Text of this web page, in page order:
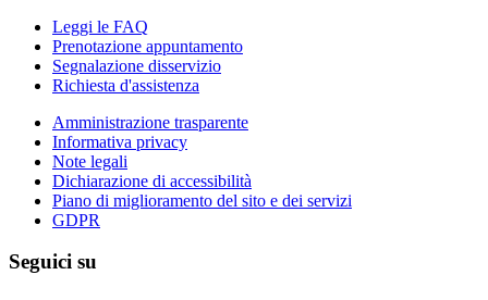
Leggi le FAQ
Prenotazione appuntamento
Segnalazione disservizio
Richiesta d'assistenza
Amministrazione trasparente
Informativa privacy
Note legali
Dichiarazione di accessibilità
Piano di miglioramento del sito e dei servizi
GDPR
Seguici su